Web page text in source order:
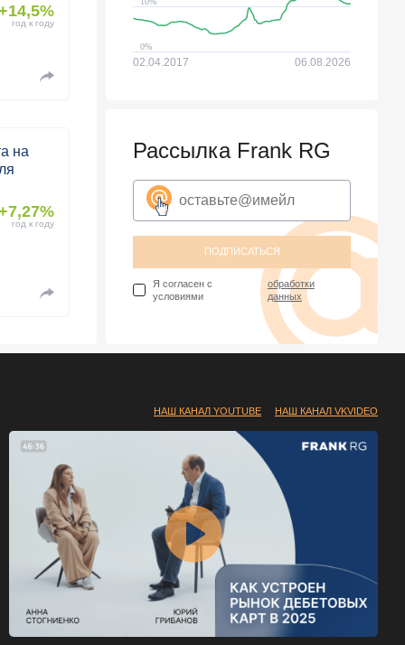
год к году
на
год к году
02.04.2017 06.08.2026
Рассылка Frank RG
ПОДПИСАТЬСЯ
Я согласен с
условиями
обработки
данных
НАШ КАНАЛ YOUTUBE НАШ КАНАЛ VKVIDEO